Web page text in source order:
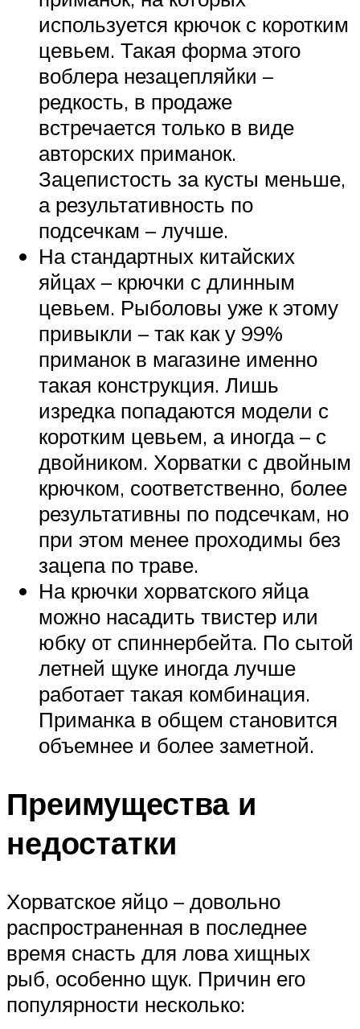
используется крючок с коротким
цевьем. Такая форма этого
воблера незацепляйки –
редкость, в продаже
встречается только в виде
авторских приманок.
Зацепистость за кусты меньше,
а результативность по
подсечкам – лучше.
На стандартных китайских
яйцах – крючки с длинным
цевьем. Рыболовы уже к этому
привыкли – так как у 99%
приманок в магазине именно
такая конструкция. Лишь
изредка попадаются модели с
коротким цевьем, а иногда – с
двойником. Хорватки с двойным
крючком, соответственно, более
результативны по подсечкам, но
при этом менее проходимы без
зацепа по траве.
На крючки хорватского яйца
можно насадить твистер или
юбку от спиннербейта. По сытой
летней щуке иногда лучше
работает такая комбинация.
Приманка в общем становится
объемнее и более заметной.
Преимущества и
недостатки
Хорватское яйцо – довольно
распространенная в последнее
время снасть для лова хищных
рыб, особенно щук. Причин его
популярности несколько: